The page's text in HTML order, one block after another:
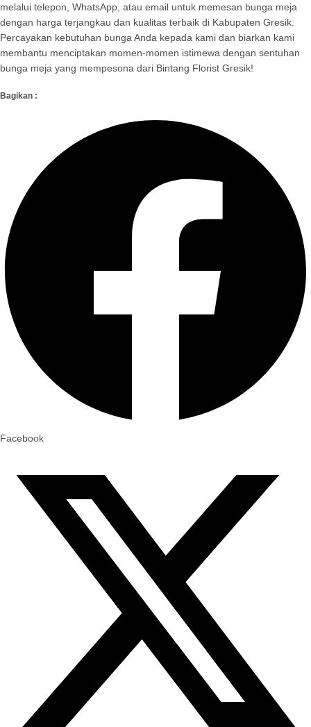
melalui telepon, WhatsApp, atau email untuk memesan bunga meja
dengan harga terjangkau dan kualitas terbaik di Kabupaten Gresik.
Percayakan kebutuhan bunga Anda kepada kami dan biarkan kami
membantu menciptakan momen-momen istimewa dengan sentuhan
bunga meja yang mempesona dari Bintang Florist Gresik!
Bagikan :
Facebook